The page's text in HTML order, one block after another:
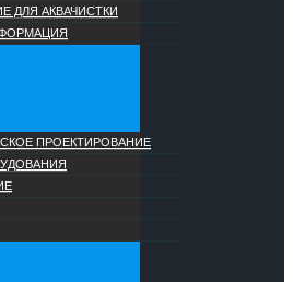
ДЛЯ АКВАЧИСТКИ
ПРОЕКТИРОВАНИЕ